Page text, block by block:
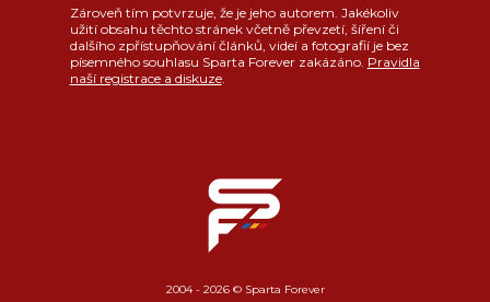
Zároveň tím potvrzuje, že je jeho autorem. Jakékoliv
užití obsahu těchto stránek včetně převzetí, šíření či
dalšího zpřístupňování článků, videí a fotografií je bez
písemného souhlasu Sparta Forever zakázáno. Pravidla
naší registrace a diskuze.
2004 - 2026 © Sparta Forever